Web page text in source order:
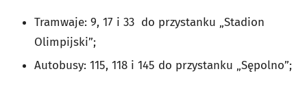
Tramwaje: 9, 17 i 33 do przystanku „Stadion
Olimpijski”;
Autobusy: 115, 118 i 145 do przystanku „Sępolno”;